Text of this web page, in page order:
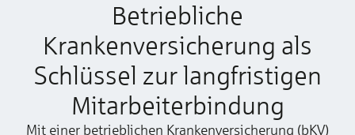
Betriebliche
Krankenversicherung als
Schlüssel zur langfristigen
Mitarbeiterbindung
Mit einer betrieblichen Krankenversicherung (bKV)